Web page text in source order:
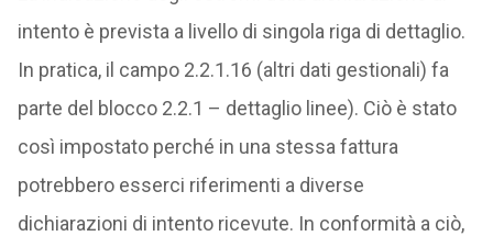
intento è prevista a livello di singola riga di dettaglio.
In pratica, il campo 2.2.1.16 (altri dati gestionali) fa
parte del blocco 2.2.1 – dettaglio linee). Ciò è stato
così impostato perché in una stessa fattura
potrebbero esserci riferimenti a diverse
dichiarazioni di intento ricevute. In conformità a ciò,